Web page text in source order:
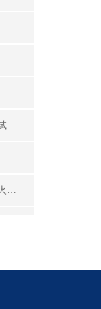
阻燃木材、纸和纸板及其它测试设备
建筑构件及钢结构防火涂料耐火性能试验设备